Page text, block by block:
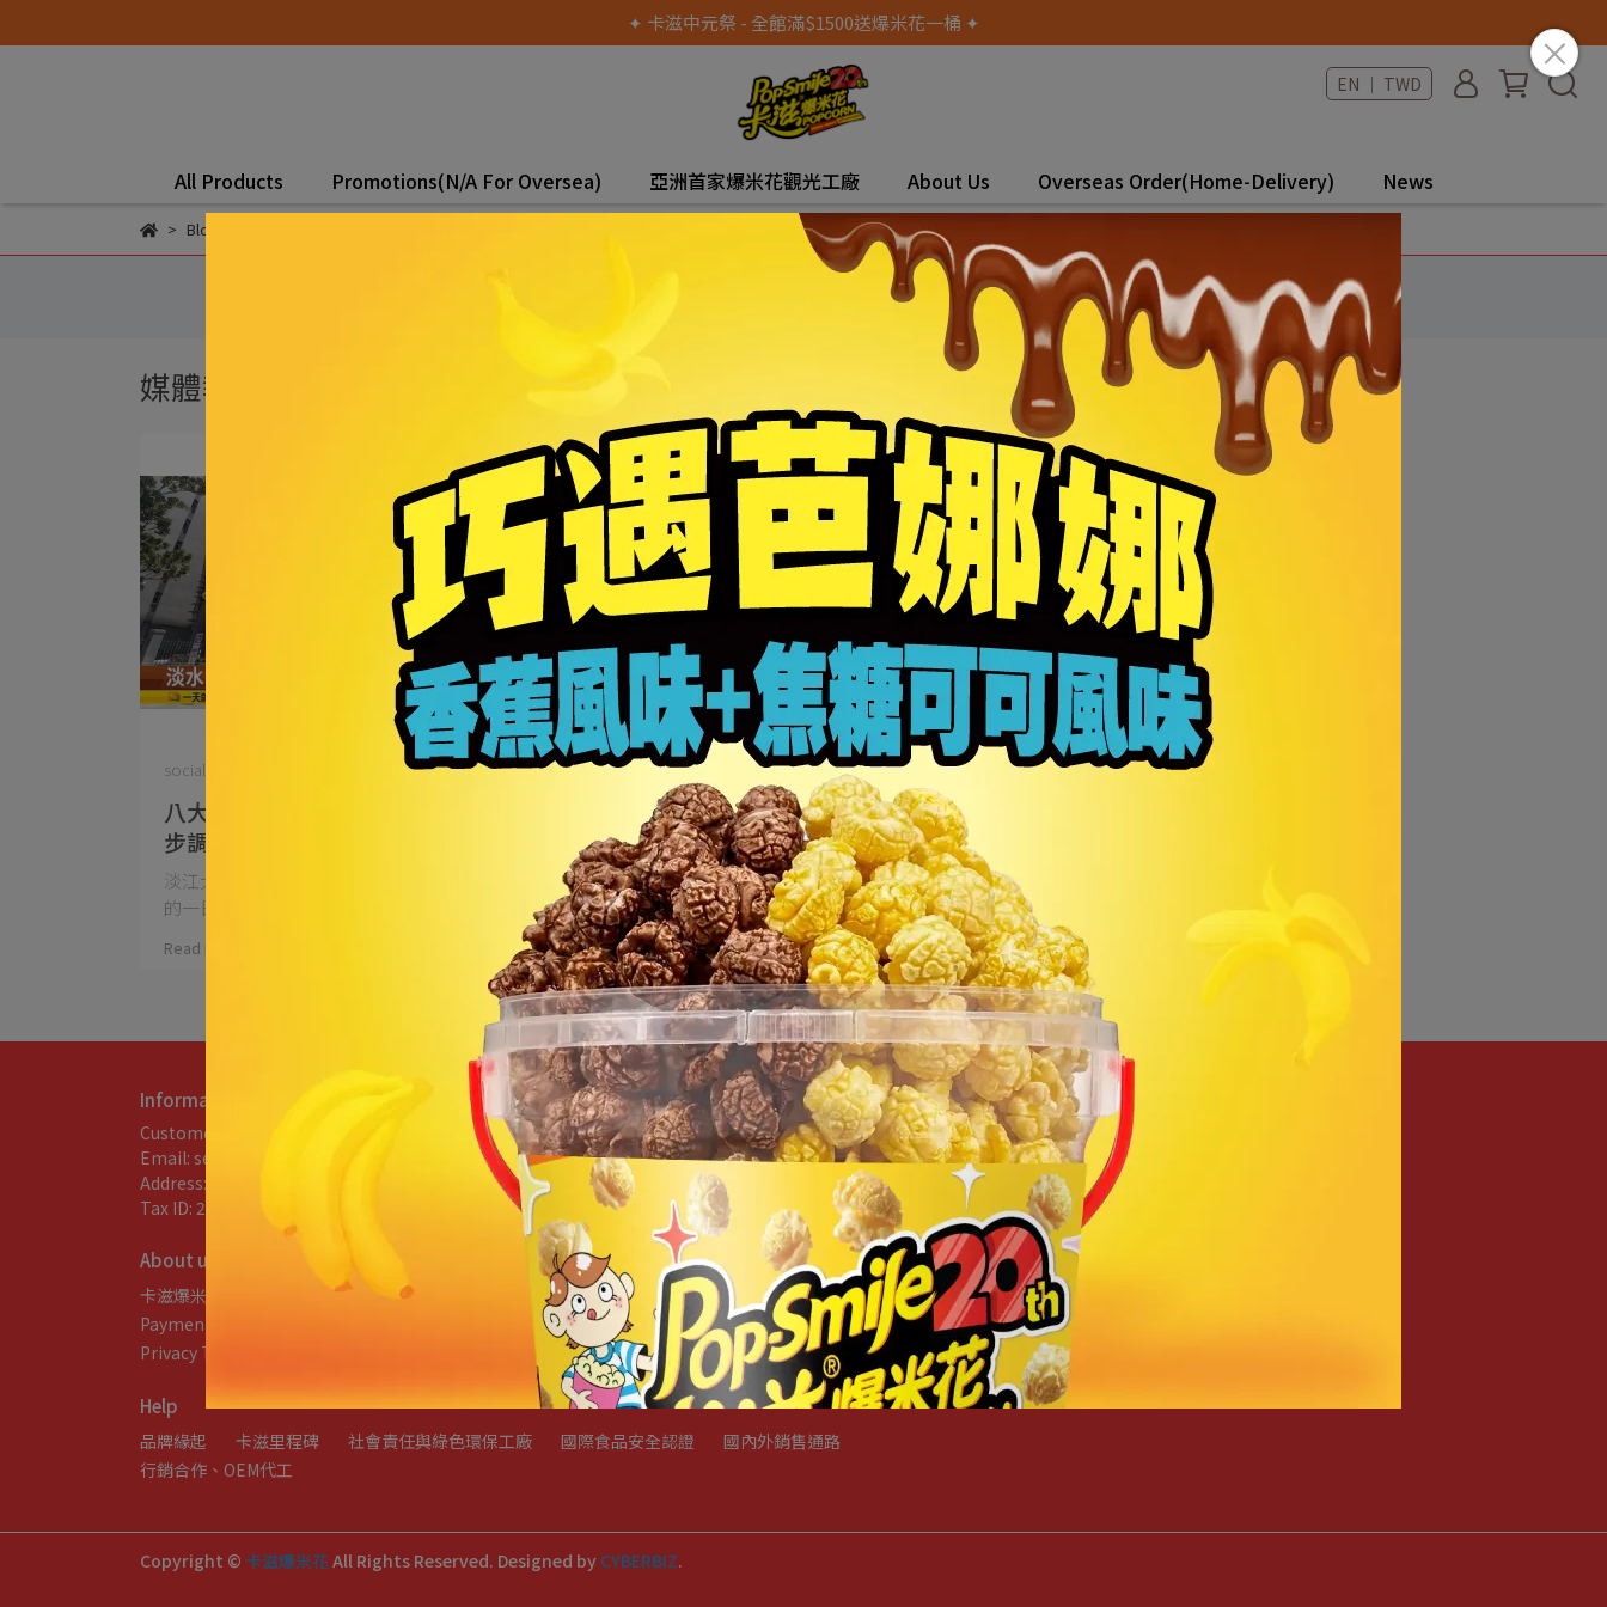
✦ 卡滋中元祭 - 全館滿$1500送爆米花一桶 ✦
EN ｜ TWD
All Products Promotions(N/A For Oversea) 亞洲首家爆米花觀光工廠 About Us Overseas Order(Home-Delivery) News
Blogs
關於卡滋 媒體報導專區
媒體報導專區
八大民生新聞｜淡水八里一日遊，慢
步調浪漫行程報乎你知！
socialmkt@popsmile.com.tw | 2026-05-21
淡江大橋通車後，八里回來了！ 北海岸最療癒
的一日散策，夕陽⋯
Read More
Information
Customer Service Hotline: +886 2 8630 3508
Customer Service Fax: +886 2 8630-3859
Email: servicepop@popsmile.com.tw
Address: No.171, Guanhai Blvd., Bali DIst., New Taipei City 249005, Taiwan.
Tax ID: 24418081 (卡滋卡滋多口味爆米花有限公司)
About us
卡滋爆米花商品DM下載 2026團購表單(下載填寫) Delivery Information FAQ
海外訂購
Payment Information
Customers Rights(發票、折價券)
Service Terms
Privacy Terms & Conditions
Help
品牌緣起 卡滋里程碑 社會責任與綠色環保工廠 國際食品安全認證
國內外銷售通路
行銷合作、OEM代工
Copyright © 卡滋爆米花 All Rights Reserved. Designed by CYBERBIZ.